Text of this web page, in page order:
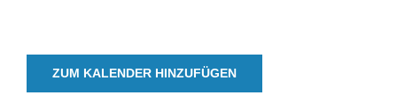
ZUM KALENDER HINZUFÜGEN